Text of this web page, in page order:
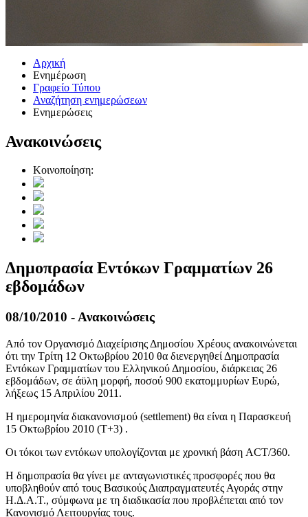
Αρχική
Ενημέρωση
Γραφείο Τύπου
Αναζήτηση ενημερώσεων
Ενημερώσεις
Ανακοινώσεις
Κοινοποίηση:
Δημοπρασία Εντόκων Γραμματίων 26
εβδομάδων
08/10/2010 - Ανακοινώσεις
Από τον Οργανισμό Διαχείρισης Δημοσίου Χρέους ανακοινώνεται
ότι την Τρίτη 12 Οκτωβρίου 2010 θα διενεργηθεί Δημοπρασία
Εντόκων Γραμματίων του Ελληνικού Δημοσίου, διάρκειας 26
εβδομάδων, σε άϋλη μορφή, ποσού 900 εκατομμυρίων Ευρώ,
λήξεως 15 Απριλίου 2011.
Η ημερομηνία διακανονισμού (settlement) θα είναι η Παρασκευή
15 Οκτωβρίου 2010 (Τ+3) .
Οι τόκοι των εντόκων υπολογίζονται με χρονική βάση ACT/360.
Η δημοπρασία θα γίνει με ανταγωνιστικές προσφορές που θα
υποβληθούν από τους Βασικούς Διαπραγματευτές Αγοράς στην
Η.Δ.Α.Τ., σύμφωνα με τη διαδικασία που προβλέπεται από τον
Κανονισμό Λειτουργίας τους.